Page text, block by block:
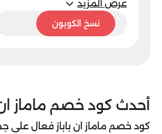
عرض المزيد
M92نسخ الكوبون
أحدث كود خصم ماماز ان
كود خصم ماماز ان باباز فعال على